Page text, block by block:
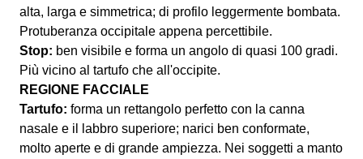
alta, larga e simmetrica; di profilo leggermente bombata.
Protuberanza occipitale appena percettibile.
Stop: ben visibile e forma un angolo di quasi 100 gradi.
Più vicino al tartufo che all'occipite.
REGIONE FACCIALE
Tartufo: forma un rettangolo perfetto con la canna
nasale e il labbro superiore; narici ben conformate,
molto aperte e di grande ampiezza. Nei soggetti a manto